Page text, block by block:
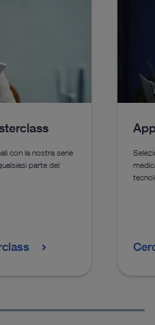
con la nostra serie
parte del